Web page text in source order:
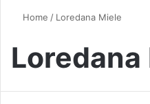
Home / Loredana Miele
Loredana